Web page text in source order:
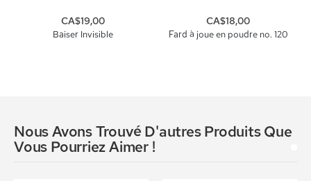
Baiser Invisible
CA$19,00
Fard à joue en poudre no. 120
CA$18,00
Nous Avons Trouvé D'autres Produits Que
Vous Pourriez Aimer !